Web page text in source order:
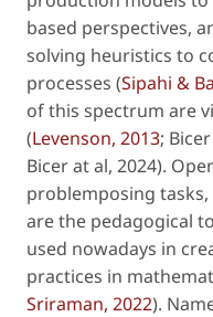
based perspectives,
solving heuristics to
processes (Sipahi &
of this spectrum are
(Levenson, 2013; Bicer
Bicerat al, 2024).
problemposing
are the pedagogical
used nowadays in
practices in
Sriraman, 2022).